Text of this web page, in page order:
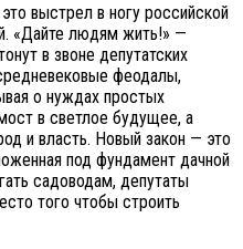
выстрел в ногу российской
«Дайте людям жить!» —
в звоне депутатских
феодалы,
о нуждах простых
в светлое будущее, а
и власть. Новый закон — это
под фундамент дачной
садоводам, депутаты
того чтобы строить